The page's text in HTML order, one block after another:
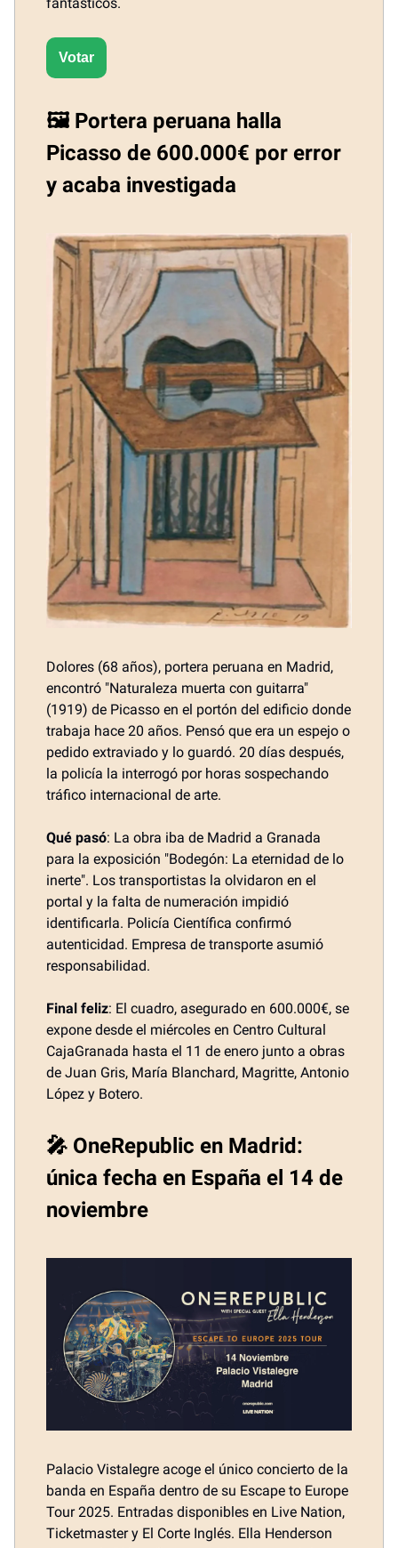
fantásticos.
Votar
🖼️ Portera peruana halla
Picasso de 600.000€ por error
y acaba investigada
Dolores (68 años), portera peruana en Madrid,
encontró "Naturaleza muerta con guitarra"
(1919) de Picasso en el portón del edificio donde
trabaja hace 20 años. Pensó que era un espejo o
pedido extraviado y lo guardó. 20 días después,
la policía la interrogó por horas sospechando
tráfico internacional de arte.
Qué pasó: La obra iba de Madrid a Granada
para la exposición "Bodegón: La eternidad de lo
inerte". Los transportistas la olvidaron en el
portal y la falta de numeración impidió
identificarla. Policía Científica confirmó
autenticidad. Empresa de transporte asumió
responsabilidad.
Final feliz: El cuadro, asegurado en 600.000€, se
expone desde el miércoles en Centro Cultural
CajaGranada hasta el 11 de enero junto a obras
de Juan Gris, María Blanchard, Magritte, Antonio
López y Botero.
🎤 OneRepublic en Madrid:
única fecha en España el 14 de
noviembre
Palacio Vistalegre acoge el único concierto de la
banda en España dentro de su Escape to Europe
Tour 2025. Entradas disponibles en Live Nation,
Ticketmaster y El Corte Inglés. Ella Henderson